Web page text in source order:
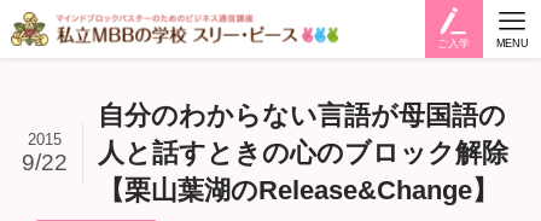
ご入学 MENU
自分のわからない言語が母国語の
人と話すときの心のブロック解除
【栗山葉湖のRelease&Change】
2015
9/22